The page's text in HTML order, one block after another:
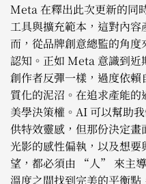
Meta 在釋出此次更新的同
工具與擴充範本，這對內
而，從品牌創意總監的角
認知。正如 Meta 意識到
創作者反彈一樣，過度依
質化的泥沼。在追求產能
美學決策權。AI 可以幫助
供特效靈感，但那份決定
光影的感性偏執，以及想
望，都必須由 “人” 來主
溫度之間找到完美的平衡